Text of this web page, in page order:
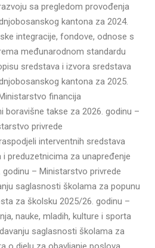
sa pregledom provođenja
kantona za 2024.
integracije, fondove, odnose s
međunarodnom standardu
sredstava i izvora sredstava
kantona za 2025.
financija
boravišne takse za 2026. godinu –
privrede
interventnih sredstava
preduzetnicima za unapređenje
godinu – Ministarstvo privrede
saglasnosti školama za popunu
za školsku 2025/26. godinu –
nauke, mladih, kulture i sporta
saglasnosti školama za